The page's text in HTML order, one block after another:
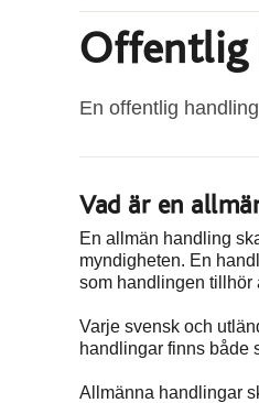
Offentlig
En offentlig
Vad är en
En allmän handling
myndigheten. En
som handlingen tillhör
Varje svensk och
handlingar finns både
Allmänna handlingar